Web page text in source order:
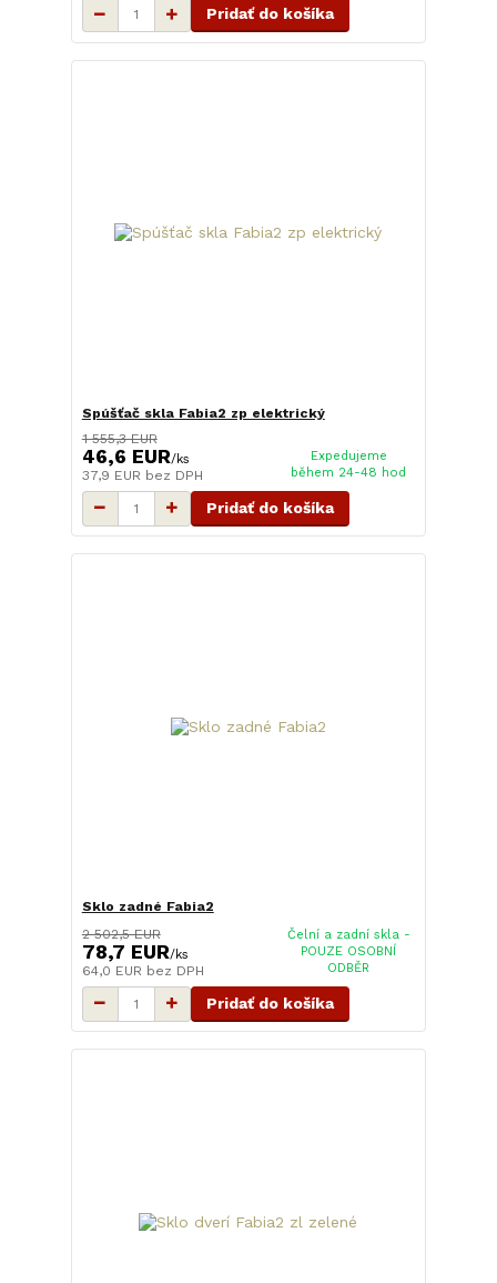
Pridať do košíka
Spúšťač skla Fabia2 zp elektrický
1 555,3 EUR
46,6 EUR/ks
37,9 EUR bez DPH
Expedujeme
během 24-48 hod
Pridať do košíka
Sklo zadné Fabia2
2 502,5 EUR
78,7 EUR/ks
64,0 EUR bez DPH
Čelní a zadní skla -
POUZE OSOBNÍ
ODBĚR
Pridať do košíka